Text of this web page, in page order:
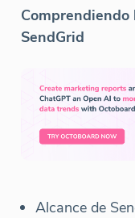
Comprendiendo
SendGrid
Alcance de